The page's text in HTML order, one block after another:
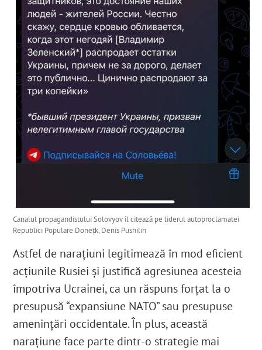
Canalul propagandistului Solovyov îl citează pe liderul autoproclamatei
Republici Populare Donețk, Denis Pushilin
Astfel de narațiuni legitimează în mod eficient
acțiunile Rusiei și justifică agresiunea acesteia
împotriva Ucrainei, ca un răspuns forțat la o
presupusă “expansiune NATO” sau presupuse
amenințări occidentale. În plus, această
narațiune face parte dintr-o strategie mai